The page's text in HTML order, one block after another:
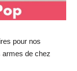
pour nos
armes de chez